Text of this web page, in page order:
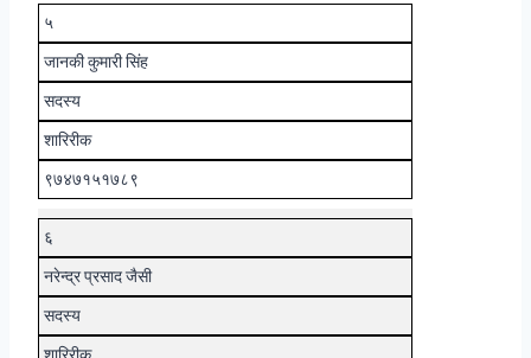
५
जानकी कुमारी सिंह
सदस्य
शारिरीक
९७४७१५१७८९
६
नरेन्द्र प्रसाद जैसी
सदस्य